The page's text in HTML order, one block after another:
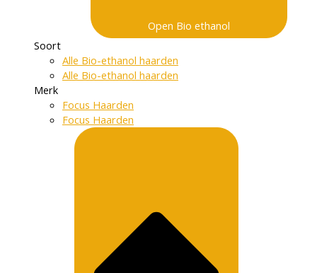
Open Bio ethanol
Soort
Alle Bio-ethanol haarden
Alle Bio-ethanol haarden
Merk
Focus Haarden
Focus Haarden